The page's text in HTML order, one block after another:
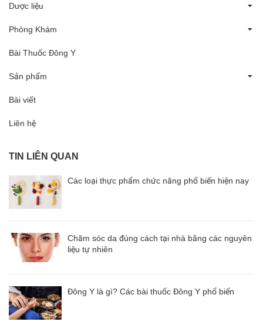
Dược liệu
Phòng Khám
Bài Thuốc Đông Y
Sản phẩm
Bài viết
Liên hệ
TIN LIÊN QUAN
Các loại thực phẩm chức năng phổ biến hiện nay
Chăm sóc da đúng cách tại nhà bằng các nguyên
liệu tự nhiên
Đông Y là gì? Các bài thuốc Đông Y phổ biến